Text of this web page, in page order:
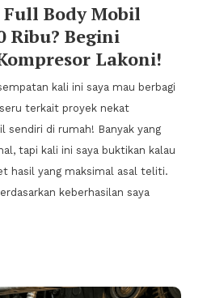
Body Mobil
Ribu? Begini
Lakoni!
kali ini saya mau berbagi
terkait proyek nekat
sendiri di rumah! Banyak yang
tapi kali ini saya buktikan kalau
hasil yang maksimal asal teliti.
keberhasilan saya